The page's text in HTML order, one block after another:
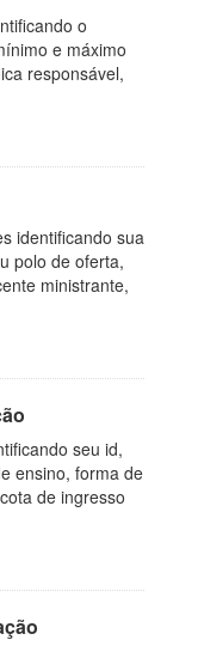
o
e máximo
responsável,
identificando sua
polo de oferta,
ministrante,
seu id,
ensino, forma de
de ingresso